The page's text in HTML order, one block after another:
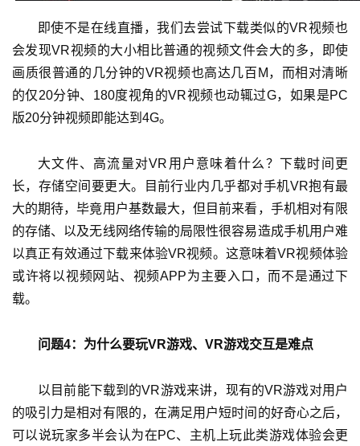
游
戏
休
2
0
2
5
第
奖
即使不是在线直播，我们去尝试下载类似的VR视频也
会发现VR视频的大小相比普通的视频文件会大的多，即使
画质很普通的几分钟的VR视频也高达几百M，而相对清晰
的仅20分钟、180度视角的VR视频也动辄过G，如果是PC
版20分钟视频即能达到4G。
大文件、高流量对VR用户意味着什么？下载时间更
长，存储空间要更大。目前行业内几乎都对手机VR抱有最
大的期待，毕竟用户基数最大，但目前来看，手机相对有限
的存储、以及无线网络传输的局限性很容易造成手机用户难
以真正有效通过下载来体验VR视频。这意味着VR视频体验
或许将以视频网站、视频APP为主要入口，而不是通过下
载。
问题4：为什么要玩VR游戏、VR游戏交互是难点
以目前能下载到的VR游戏来讲，现有的VR游戏对用户
的吸引力是相对有限的，在满足用户短时间的好奇心之后，
可以说玩家多半会认为在PC、主机上玩此类游戏体验会更